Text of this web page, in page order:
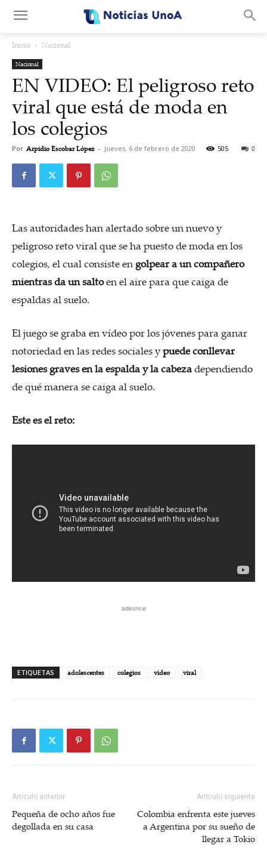
Inicio Nacional
Nacional
EN VIDEO: El peligroso reto
viral que está de moda en
los colegios
Por Arpidio Escobar López - Jueves, 6 de febrero de 2020 0
505
Las autoridades han alertado sobre un nuevo y
peligroso reto viral que se ha puesto de moda en los
colegios, el cual consiste en golpear a un compañero
mientras da un saltoen el airepara que caiga de
espaldas al suelo.
El juego se graba en vídeo por los jóvenes para ganar
notoriedad en las redes sociales ypuede conllevar
lesiones graves en la espalda y la cabezadependiendo
de qué manera se caiga al suelo.
Este es el reto:
adesnce
ETIQUETAS adolescentes colegios video viral
Artículo anterior
Pequeña de ocho años fue
degollada en su casa
Artículo siguiente
Colombia enfrenta este jueves
a Argentina por su sueño de
llegar a Tokio